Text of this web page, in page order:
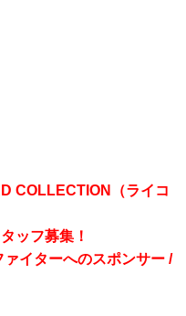
COLLECTION（ライコ
ッフ募集！
イターへのスポンサー /